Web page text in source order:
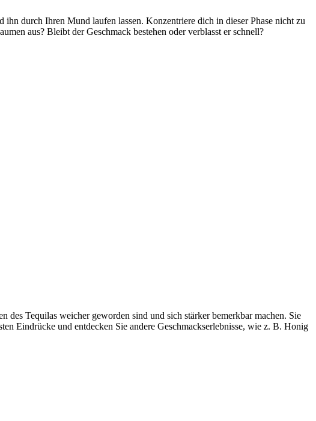
durch Ihren Mund laufen lassen. Konzentriere dich in dieser Phase nicht zu
aus? Bleibt der Geschmack bestehen oder verblasst er schnell?
des Tequilas weicher geworden sind und sich stärker bemerkbar machen. Sie
Eindrücke und entdecken Sie andere Geschmackserlebnisse, wie z. B. Honig